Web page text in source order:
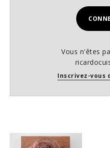
Vous n'êtes
Inscrivez-vous